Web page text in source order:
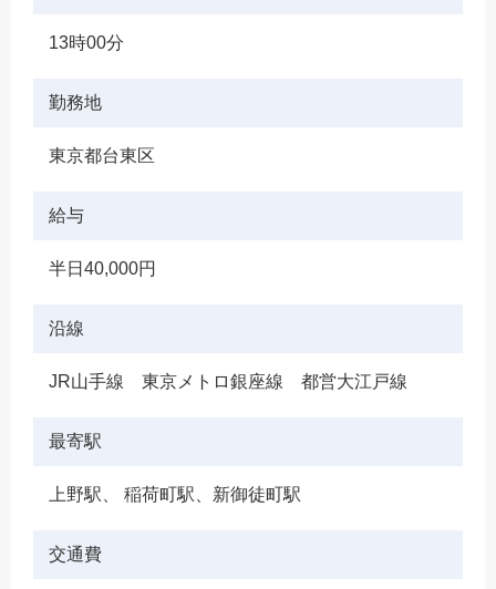
13時00分
勤務地
東京都台東区
給与
半日40,000円
沿線
JR山手線 東京メトロ銀座線 都営大江戸線
最寄駅
上野駅、 稲荷町駅、新御徒町駅
交通費